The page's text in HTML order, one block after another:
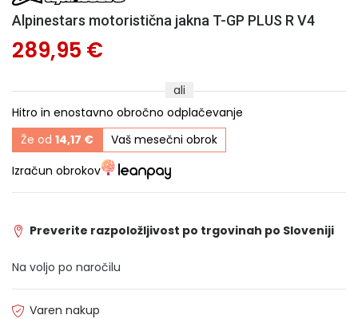
Alpinestars motoristična jakna T-GP PLUS R V4
289,95 €
ali
Hitro in enostavno obročno odplačevanje
Že od 14,17 €
Vaš mesečni obrok
Izračun obrokov
Preverite razpoložljivost po trgovinah po Sloveniji
Na voljo po naročilu
Varen nakup